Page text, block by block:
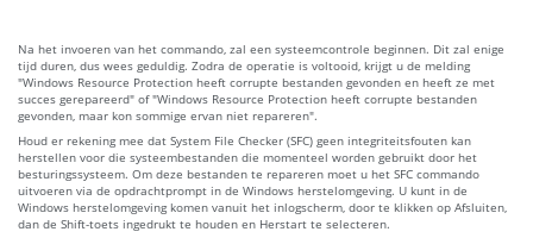
Na het invoeren van het commando, zal een systeemcontrole beginnen. Dit zal enige
tijd duren, dus wees geduldig. Zodra de operatie is voltooid, krijgt u de melding
"Windows Resource Protection heeft corrupte bestanden gevonden en heeft ze met
succes gerepareerd" of "Windows Resource Protection heeft corrupte bestanden
gevonden, maar kon sommige ervan niet repareren".
Houd er rekening mee dat System File Checker (SFC) geen integriteitsfouten kan
herstellen voor die systeembestanden die momenteel worden gebruikt door het
besturingssysteem. Om deze bestanden te repareren moet u het SFC commando
uitvoeren via de opdrachtprompt in de Windows herstelomgeving. U kunt in de
Windows herstelomgeving komen vanuit het inlogscherm, door te klikken op Afsluiten,
dan de Shift-toets ingedrukt te houden en Herstart te selecteren.